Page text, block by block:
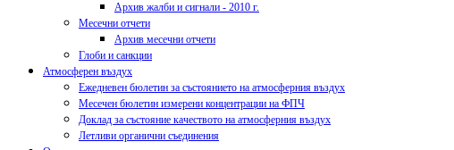
Архив жалби и сигнали - 2010 г.
Месечни отчети
Архив месечни отчети
Глоби и санкции
Атмосферен въздух
Ежедневен бюлетин за състоянието на атмосферния въздух
Месечен бюлетин измерени концентрации на ФПЧ
Доклад за състояние качеството на атмосферния въздух
Летливи органични съединения